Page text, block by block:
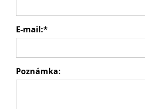
E-mail:*
Poznámka: